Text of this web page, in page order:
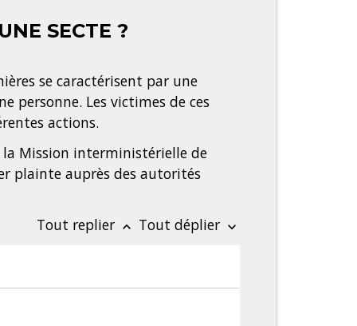
SECTE ?
se caractérisent par une
Les victimes de ces
actions.
Mission interministérielle de
plainte auprès des autorités
Tout replier keyboard_arrow_up Tout déplier keyboard_arrow_down